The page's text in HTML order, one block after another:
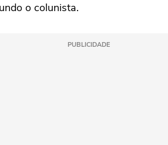
o colunista.
PUBLICIDADE